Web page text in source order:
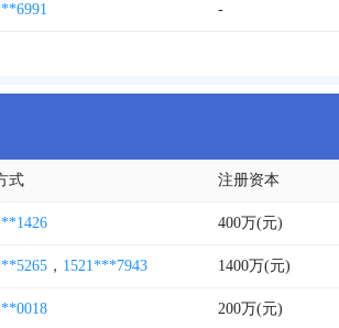
-
式 注册资本
400万(元)
， 1521***7943 1400万(元)
200万(元)